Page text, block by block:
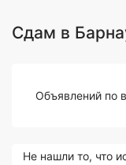
Сдам в
Объявлений по
Не нашли то, что